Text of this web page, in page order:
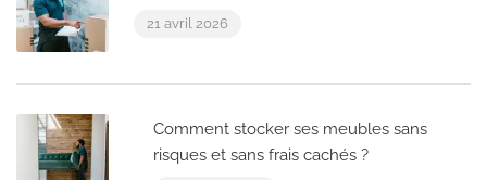
21 avril 2026
Comment stocker ses meubles sans
risques et sans frais cachés ?